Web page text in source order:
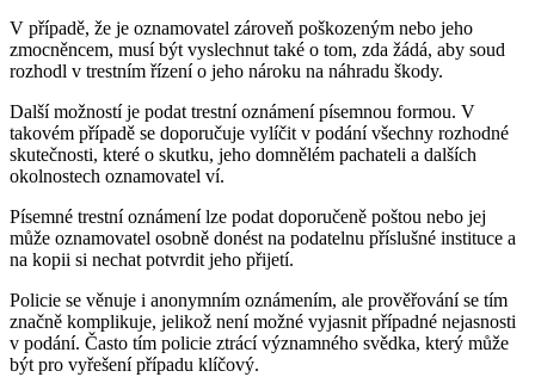
V případě, že je oznamovatel zároveň poškozeným nebo jeho
zmocněncem, musí být vyslechnut také o tom, zda žádá, aby soud
rozhodl v trestním řízení o jeho nároku na náhradu škody.
Další možností je podat trestní oznámení písemnou formou. V
takovém případě se doporučuje vylíčit v podání všechny rozhodné
skutečnosti, které o skutku, jeho domnělém pachateli a dalších
okolnostech oznamovatel ví.
Písemné trestní oznámení lze podat doporučeně poštou nebo jej
může oznamovatel osobně donést na podatelnu příslušné instituce a
na kopii si nechat potvrdit jeho přijetí.
Policie se věnuje i anonymním oznámením, ale prověřování se tím
značně komplikuje, jelikož není možné vyjasnit případné nejasnosti
v podání. Často tím policie ztrácí významného svědka, který může
být pro vyřešení případu klíčový.